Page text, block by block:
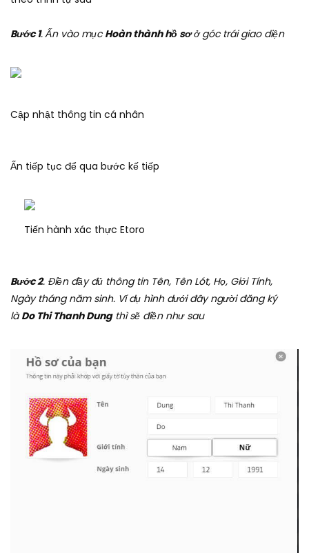
Bước 1. Ấn vào mục Hoàn thành hồ sơở góc trái giao diện
Cập nhật thông tin cá nhân
Ấn tiếp tục để qua bước kế tiếp
Tiến hành xác thực Etoro
Bước 2. Điền đầy đủ thông tin Tên, Tên Lót, Họ, Giới Tính,
Ngày tháng năm sinh. Ví dụ hình dưới đây người đăng ký
làDo Thi Thanh Dungthì sẽ điền như sau